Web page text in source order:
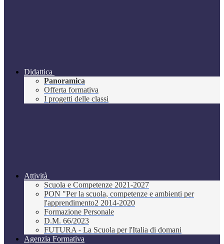
Didattica
Panoramica
Offerta formativa
I progetti delle classi
Attività
Scuola e Competenze 2021-2027
PON "Per la scuola, competenze e ambienti per
l'apprendimento2 2014-2020
Formazione Personale
D.M. 66/2023
FUTURA - La Scuola per l'Italia di domani
Agenzia Formativa